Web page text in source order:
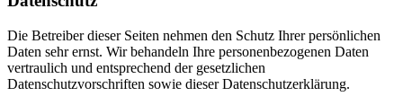
Die Betreiber dieser Seiten nehmen den Schutz Ihrer persönlichen
Daten sehr ernst. Wir behandeln Ihre personenbezogenen Daten
vertraulich und entsprechend der gesetzlichen
Datenschutzvorschriften sowie dieser Datenschutzerklärung.